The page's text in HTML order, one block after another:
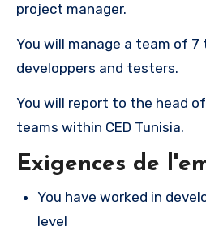
project manager.
You will manage a team of
developpers and testers.
You will report to the head
teams within CED Tunisia.
Exigences de
You have worked in
level